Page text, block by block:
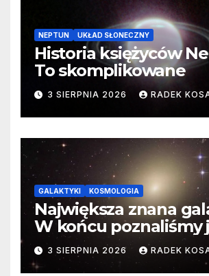
NEPTUN UKŁAD SŁONECZNY
Historia księżyców
To skomplikowane
3 SIERPNIA 2026 RADEK
GALAKTYKI KOSMOLOGIA
Największa znana
W końcu poznaliśmy
faktyczne wymiary
3 SIERPNIA 2026 RADEK